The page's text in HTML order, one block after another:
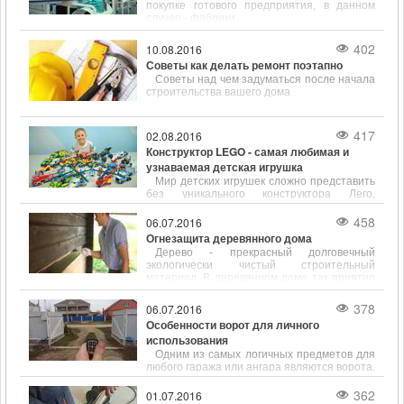
покупке готового предприятия, в данном
случае - фабрики.
10.08.2016 402
Советы как делать ремонт поэтапно
Советы над чем задуматься после начала
строительства вашего дома
02.08.2016 417
Конструктор LEGO - самая любимая и
узнаваемая детская игрушка
Мир детских игрушек сложно представить
без уникального конструктора Лего,
который является мечтой каждого ребенка.
Основа успеха детского конструктора -
высокое качество деталей, разнообразный
ассортимент, простота и универсальность.
06.07.2016 458
Огнезащита деревянного дома
Дерево - прекрасный долговечный
экологически чистый строительный
материал. В деревянном доме так приятно
находиться: он теплый, уютный, в нем даже
дышится легко.
06.07.2016 378
Особенности ворот для личного
использования
Одним из самых логичных предметов для
любого гаража или ангара являются ворота.
Несмотря на то, что выбор конструкций
этих изделий достаточно ограничен, с
01.07.2016 362